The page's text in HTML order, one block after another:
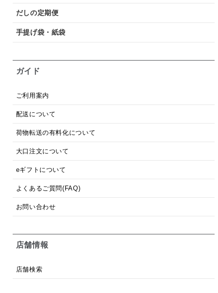
だしの定期便
手提げ袋・紙袋
ガイド
ご利用案内
配送について
荷物転送の有料化について
大口注文について
eギフトについて
よくあるご質問(FAQ)
お問い合わせ
店舗情報
店舗検索